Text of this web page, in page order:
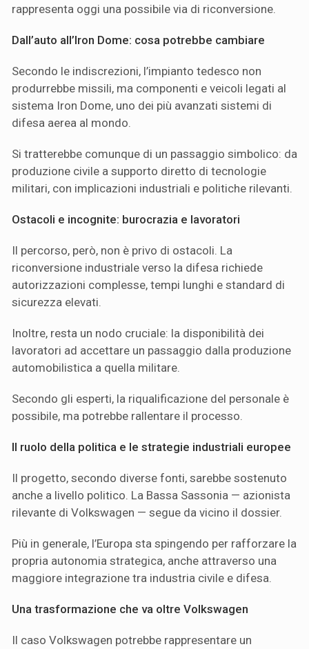
rappresenta oggi una possibile via di riconversione.
Dall’auto all’Iron Dome: cosa potrebbe cambiare
Secondo le indiscrezioni, l’impianto tedesco non
produrrebbe missili, ma componenti e veicoli legati al
sistema Iron Dome, uno dei più avanzati sistemi di
difesa aerea al mondo.
Si tratterebbe comunque di un passaggio simbolico: da
produzione civile a supporto diretto di tecnologie
militari, con implicazioni industriali e politiche rilevanti.
Ostacoli e incognite: burocrazia e lavoratori
Il percorso, però, non è privo di ostacoli. La
riconversione industriale verso la difesa richiede
autorizzazioni complesse, tempi lunghi e standard di
sicurezza elevati.
Inoltre, resta un nodo cruciale: la disponibilità dei
lavoratori ad accettare un passaggio dalla produzione
automobilistica a quella militare.
Secondo gli esperti, la riqualificazione del personale è
possibile, ma potrebbe rallentare il processo.
Il ruolo della politica e le strategie industriali europee
Il progetto, secondo diverse fonti, sarebbe sostenuto
anche a livello politico. La Bassa Sassonia — azionista
rilevante di Volkswagen — segue da vicino il dossier.
Più in generale, l’Europa sta spingendo per rafforzare la
propria autonomia strategica, anche attraverso una
maggiore integrazione tra industria civile e difesa.
Una trasformazione che va oltre Volkswagen
Il caso Volkswagen potrebbe rappresentare un